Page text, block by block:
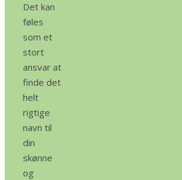
Det kan
føles
som et
stort
ansvar at
finde det
helt
rigtige
navn til
din
skønne
og